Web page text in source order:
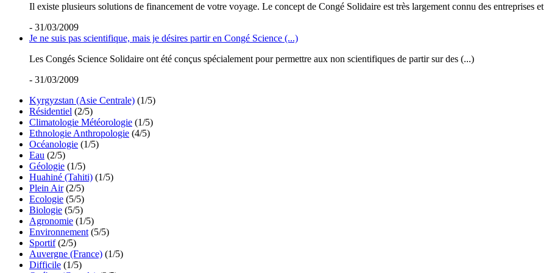
Il existe plusieurs solutions de financement de votre voyage. Le concept de Congé Solidaire est très largement connu des entreprises
- 31/03/2009
Je ne suis pas scientifique, mais je désires partir en Congé Science (...)
Les Congés Science Solidaire ont été conçus spécialement pour permettre aux non scientifiques de partir sur des (...)
- 31/03/2009
Kyrgyzstan (Asie Centrale) (1/5)
Résidentiel (2/5)
Climatologie Météorologie (1/5)
Ethnologie Anthropologie (4/5)
Océanologie (1/5)
Eau (2/5)
Géologie (1/5)
Huahiné (Tahiti) (1/5)
Plein Air (2/5)
Ecologie (5/5)
Biologie (5/5)
Agronomie (1/5)
Environnement (5/5)
Sportif (2/5)
Auvergne (France) (1/5)
Difficile (1/5)